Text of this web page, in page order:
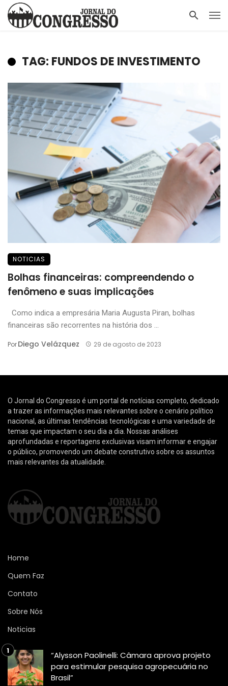
TAG: FUNDOS DE INVESTIMENTO
NOTICIAS
Bolhas financeiras: compreendendo o
fenômeno e suas implicações
Como indica a empresária Maria Augusta Piran, bolhas
financeiras são recorrentes na história dos ...
PorDiego Velázquez 29 de agosto de 2023
O Jornal do Congresso é um portal de notícias completo, dedicado
a trazer as informações mais relevantes sobre o cenário político
nacional, as últimas tendências tecnológicas e uma variedade de
temas que impactam o seu dia a dia. Nossas análises
aprofundadas e reportagens exclusivas visam informar e engajar
o público, promovendo um debate construtivo sobre os assuntos
mais relevantes da atualidade.
Home
Quem Faz
Contato
Sobre Nós
Noticias
“Alysson Paolinelli: Câmara aprova projeto
para estimular pesquisa agropecuária no
Brasil”